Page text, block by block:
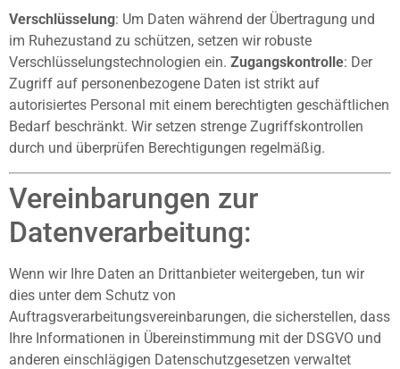
Verschlüsselung: Um Daten während der Übertragung und
im Ruhezustand zu schützen, setzen wir robuste
Verschlüsselungstechnologien ein. Zugangskontrolle: Der
Zugriff auf personenbezogene Daten ist strikt auf
autorisiertes Personal mit einem berechtigten geschäftlichen
Bedarf beschränkt. Wir setzen strenge Zugriffskontrollen
durch und überprüfen Berechtigungen regelmäßig.
Vereinbarungen zur
Datenverarbeitung:
Wenn wir Ihre Daten an Drittanbieter weitergeben, tun wir
dies unter dem Schutz von
Auftragsverarbeitungsvereinbarungen, die sicherstellen, dass
Ihre Informationen in Übereinstimmung mit der DSGVO und
anderen einschlägigen Datenschutzgesetzen verwaltet